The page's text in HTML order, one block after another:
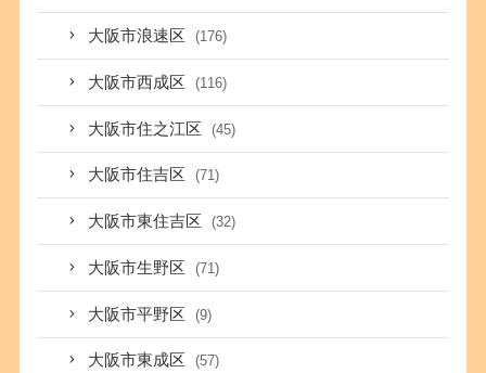
大阪市浪速区 (176)
大阪市西成区 (116)
大阪市住之江区 (45)
大阪市住吉区 (71)
大阪市東住吉区 (32)
大阪市生野区 (71)
大阪市平野区 (9)
大阪市東成区 (57)